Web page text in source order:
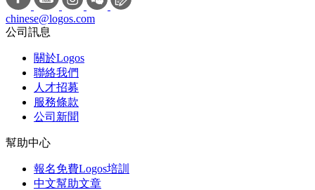
chinese@logos.com
公司訊息
關於Logos
聯絡我們
人才招募
服務條款
公司新聞
幫助中心
報名免費Logos培訓
中文幫助文章